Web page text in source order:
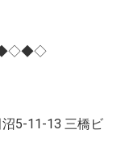
5-11-13 三橋ビ